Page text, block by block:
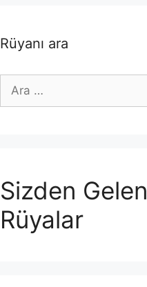
Rüyanı ara
için
Sizden Gelen
Rüyalar